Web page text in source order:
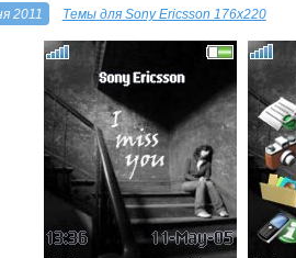
2011 Темы для Sony Ericsson 176x220